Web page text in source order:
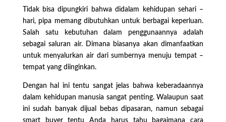
Tidak bisa dipungkiri bahwa didalam kehidupan sehari –
hari, pipa memang dibutuhkan untuk berbagai keperluan.
Salah satu kebutuhan dalam penggunaannya adalah
sebagai saluran air. Dimana biasanya akan dimanfaatkan
untuk menyalurkan air dari sumbernya menuju tempat –
tempat yang diinginkan.
Dengan hal ini tentu sangat jelas bahwa keberadaannya
dalam kehidupan manusia sangat penting. Walaupun saat
ini sudah banyak dijual bebas dipasaran, namun sebagai
smart buyer tentu Anda harus tahu bagaimana cara